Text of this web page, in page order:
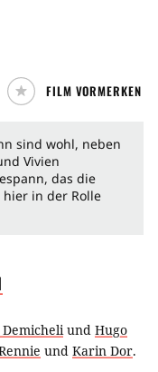
FILM VORMERKEN
sind wohl, neben
Vivien
das die
in der Rolle
und Hugo
und Karin Dor.